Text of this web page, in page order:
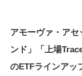
アモーヴァ・ア
ンド」「上場
のETFラインアッ